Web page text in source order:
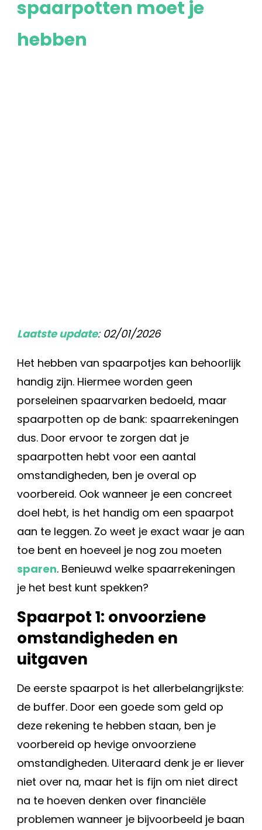
spaarpotten moet je
hebben
Laatste update: 02/01/2026
Het hebben van spaarpotjes kan behoorlijk
handig zijn. Hiermee worden geen
porseleinen spaarvarken bedoeld, maar
spaarpotten op de bank: spaarrekeningen
dus. Door ervoor te zorgen dat je
spaarpotten hebt voor een aantal
omstandigheden, ben je overal op
voorbereid. Ook wanneer je een concreet
doel hebt, is het handig om een spaarpot
aan te leggen. Zo weet je exact waar je aan
toe bent en hoeveel je nog zou moeten
sparen. Benieuwd welke spaarrekeningen
je het best kunt spekken?
Spaarpot 1: onvoorziene
omstandigheden en
uitgaven
De eerste spaarpot is het allerbelangrijkste:
de buffer. Door een goede som geld op
deze rekening te hebben staan, ben je
voorbereid op hevige onvoorziene
omstandigheden. Uiteraard denk je er liever
niet over na, maar het is fijn om niet direct
na te hoeven denken over financiële
problemen wanneer je bijvoorbeeld je baan